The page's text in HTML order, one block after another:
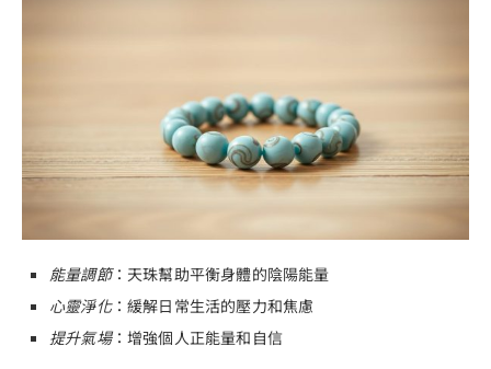
能量調節：天珠幫助平衡身體的陰陽能量
心靈淨化：緩解日常生活的壓力和焦慮
提升氣場：增強個人正能量和自信